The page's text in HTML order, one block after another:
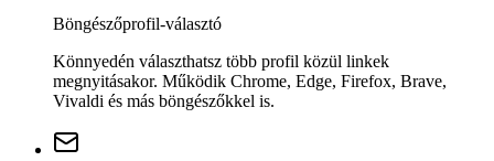
Böngészőprofil-választó
Könnyedén választhatsz több profil közül linkek
megnyitásakor. Működik Chrome, Edge, Firefox, Brave,
Vivaldi és más böngészőkkel is.